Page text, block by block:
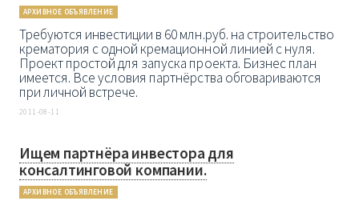
АРХИВНОЕ ОБЪЯВЛЕНИЕ
Требуются инвестиции в 60 млн.руб. на строительство
крематория с одной кремационной линией с нуля.
Проект простой для запуска проекта. Бизнес план
имеется. Все условия партнёрства обговариваются
при личной встрече.
2011-08-11
Ищем партнёра инвестора для
консалтинговой компании.
АРХИВНОЕ ОБЪЯВЛЕНИЕ